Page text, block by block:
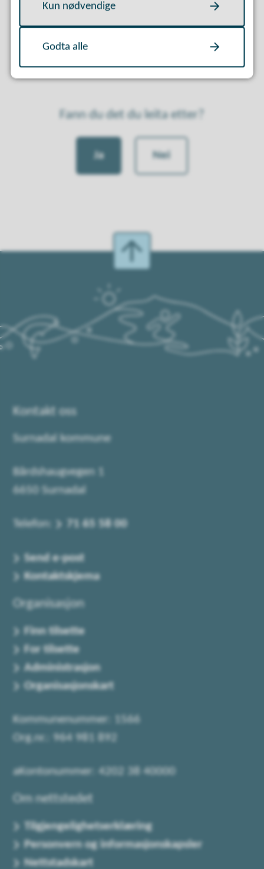
Fann du det du leita etter?
Ja Nei
Kontakt oss
Surnadal kommune
Bårdshaugvegen 1
6650 Surnadal
Telefon: 71 65 58 00
Send e-post
Kontaktskjema
Organisasjon
Finn tilsette
For tilsette
Administrasjon
Organisasjonskart
Kommunenummer: 1566
Org.nr.: 964 981 892
aKontonummer: 4202 38 40000
Om nettstedet
Tilgjengelighetserklæring
Personvern og informasjonskapsler
Nettstadskart
Kun nødvendige
Godta alle